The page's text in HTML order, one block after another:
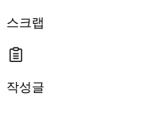
스크랩
작성글